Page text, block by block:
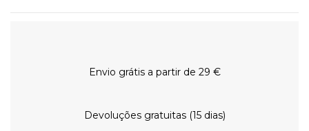
Envio grátis a partir de 29 €
Devoluções gratuitas (15 dias)